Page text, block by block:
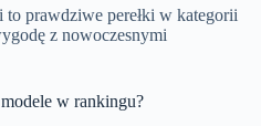
prawdziwe perełki w kategorii
z nowoczesnymi
w rankingu?